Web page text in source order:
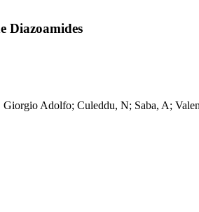
Diazoamides
Giorgio Adolfo; Culeddu, N; Saba, A;